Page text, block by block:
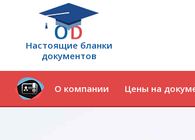
Настоящие бланки
документов
О компании Цены на